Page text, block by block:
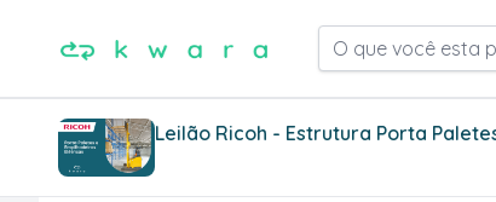
O que você esta
Leilão Ricoh - Estrutura Porta